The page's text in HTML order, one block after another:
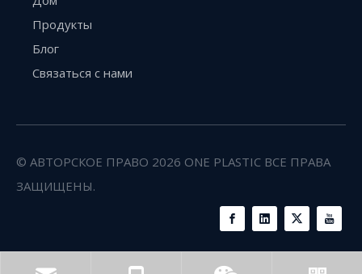
Продукты
Блог
Связаться с нами
© АВТОРСКОЕ ПРАВО 2026 ONE PLASTIC ВСЕ ПРАВА
ЗАЩИЩЕНЫ.